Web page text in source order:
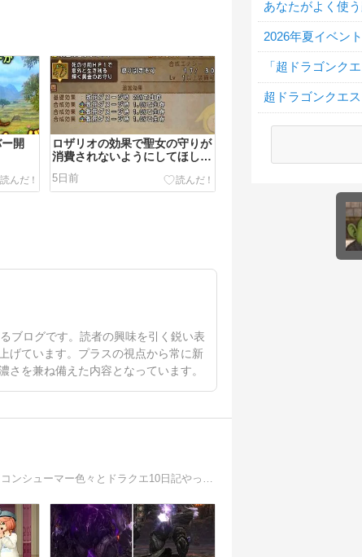
開
ロザリオの効果で聖女の守りが
消費されないようにしてほし
い！？
5日前
ブログです。読者の興味を引く鋭い表
げています。プラスの視点から常に新
を兼ね備えた内容となっています。
あなたがよく使